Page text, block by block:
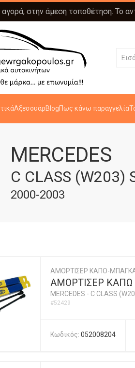
στην άμεση τοποθέτηση. Το
ΑξεσουάρBlogΠως κάνω παραγγελία
MERCEDES
C CLASS (W203)
2000-2003
ΑΜΟΡΤΙΣΕΡ ΚΑΠΟ-
ΑΜΟΡΤΙΣΕΡ ΚΑΠΩ
MERCEDES - C CLASS
#52429
Κωδικός: 052008204